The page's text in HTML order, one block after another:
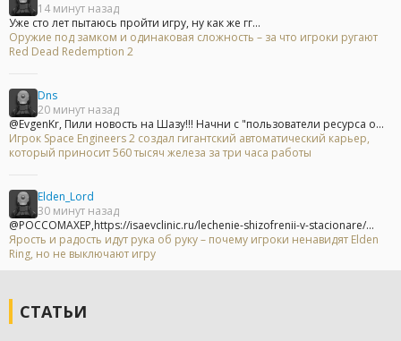
14 минут назад
Уже сто лет пытаюсь пройти игру, ну как же гг...
Оружие под замком и одинаковая сложность – за что игроки ругают
Red Dead Redemption 2
Dns
20 минут назад
@EvgenKr, Пили новость на Шазу!!! Начни с "пользователи ресурса о...
Игрок Space Engineers 2 создал гигантский автоматический карьер,
который приносит 560 тысяч железа за три часа работы
Elden_Lord
30 минут назад
@POCCOMAXEP,https://isaevclinic.ru/lechenie-shizofrenii-v-stacionare/...
Ярость и радость идут рука об руку – почему игроки ненавидят Elden
Ring, но не выключают игру
СТАТЬИ